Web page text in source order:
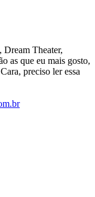
Theater,
as que eu mais gosto,
preciso ler essa